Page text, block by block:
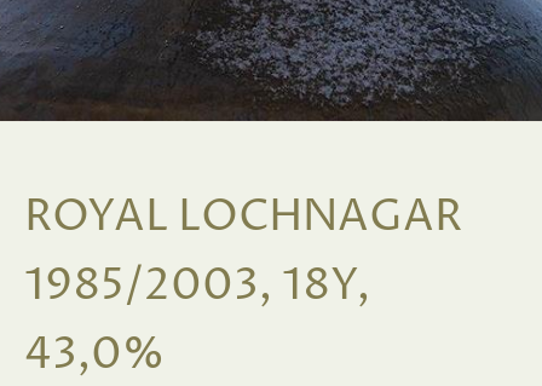
ROYAL LOCHNAGAR
1985/2003, 18Y,
43,0%